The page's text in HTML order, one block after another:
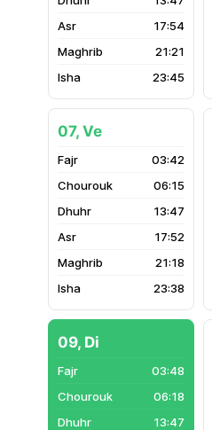
17:54
21:21
23:45
07, Ve
03:42
06:15
13:47
17:52
21:18
23:38
09, Di
03:48
06:18
13:47